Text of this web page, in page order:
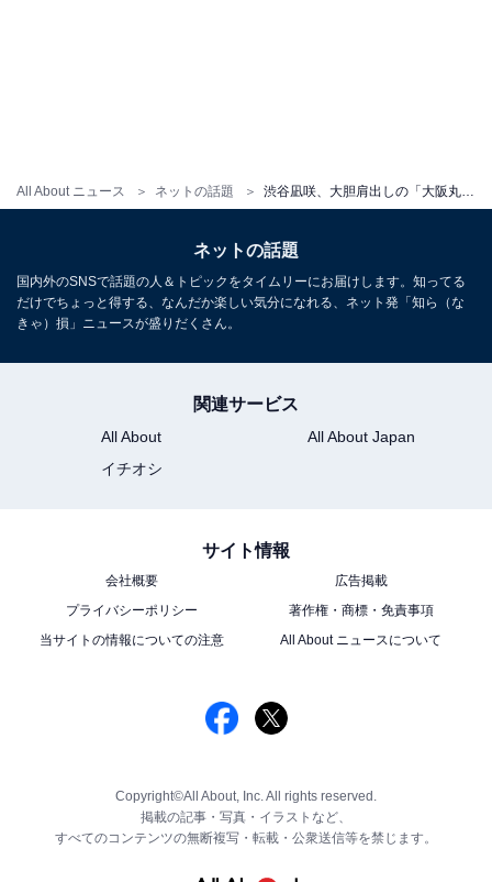
All About ニュース ネットの話題
ネットの話題
国内外のSNSで話題の人＆トピックをタイムリーにお届けします。知ってる
だけでちょっと得する、なんだか楽しい気分になれる、ネット発「知ら（な
きゃ）損」ニュースが盛りだくさん。
関連サービス
All About
All About Japan
イチオシ
サイト情報
会社概要
広告掲載
プライバシーポリシー
著作権・商標・免責事項
当サイトの情報についての注意
All About ニュースについて
Copyright©All About, Inc. All rights reserved.
掲載の記事・写真・イラストなど、
すべてのコンテンツの無断複写・転載・公衆送信等を禁じます。